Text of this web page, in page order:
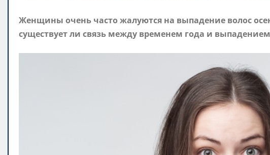
Женщины очень часто жалуются на выпадение волос
существует ли связь между временем года и выпадением